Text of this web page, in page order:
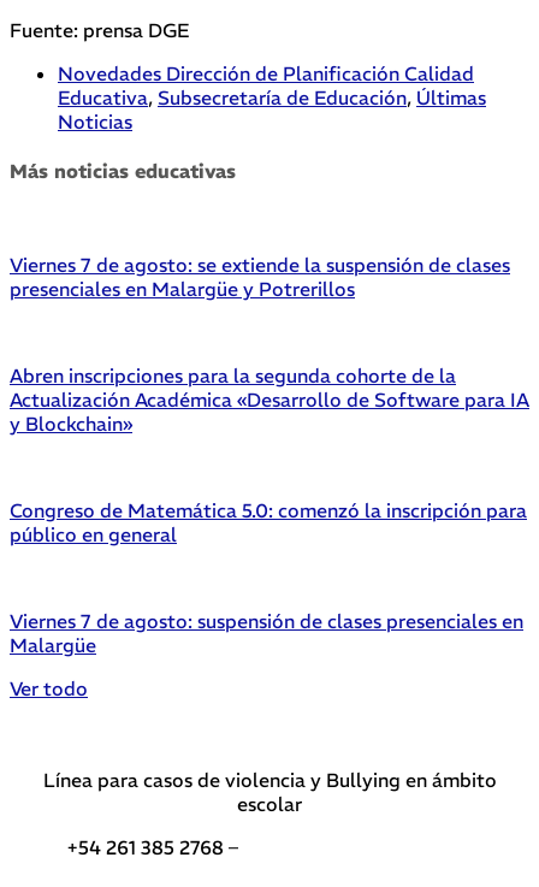
Fuente: prensa DGE
Novedades Dirección de Planificación Calidad
Educativa, Subsecretaría de Educación, Últimas
Noticias
Más noticias educativas
Viernes 7 de agosto: se extiende la suspensión de clases
presenciales en Malargüe y Potrerillos
Abren inscripciones para la segunda cohorte de la
Actualización Académica «Desarrollo de Software para IA
y Blockchain»
Congreso de Matemática 5.0: comenzó la inscripción para
público en general
Viernes 7 de agosto: suspensión de clases presenciales en
Malargüe
Ver todo
Línea para casos de violencia y Bullying en ámbito
escolar
+54 261 385 2768 –